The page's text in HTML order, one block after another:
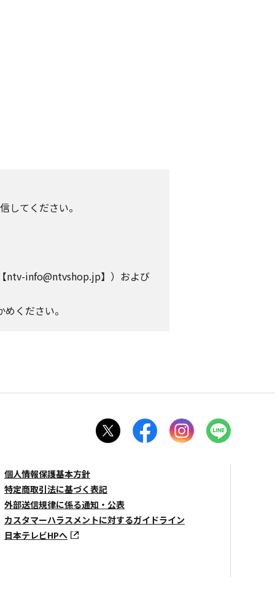
してください。
ntv-info@ntvshop.jp】）および
ください。
個人情報保護基本方針
特定商取引法に基づく表記
外部送信規律に係る通知・公表
カスタマーハラスメントに対するガイドライン
日本テレビHPへ